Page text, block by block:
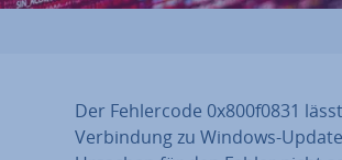
Der Feh­ler­code 0x800f0831
Ver­bin­dung zu Windows-